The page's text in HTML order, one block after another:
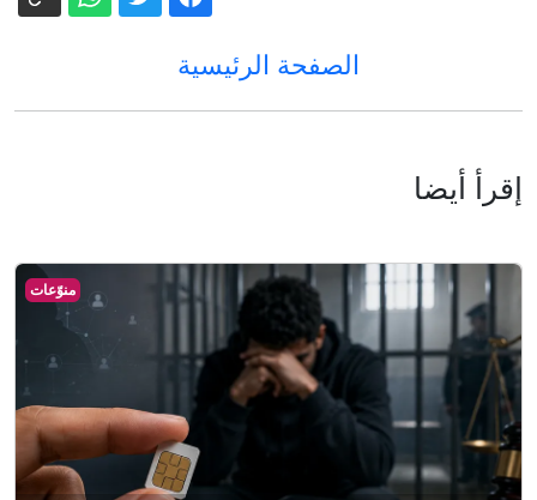
الصفحة الرئيسية
إقرأ أيضا
منوّعات